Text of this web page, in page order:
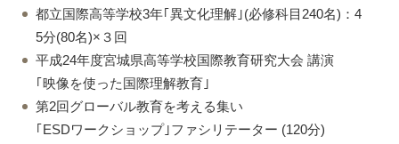
都立国際高等学校3年｢異文化理解｣(必修科目240名)：4
5分(80名)×３回
平成24年度宮城県高等学校国際教育研究大会 講演
｢映像を使った国際理解教育｣
第2回グローバル教育を考える集い
｢ESDワークショップ｣ファシリテーター (120分)